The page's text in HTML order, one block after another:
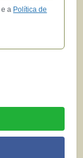
e a Política de